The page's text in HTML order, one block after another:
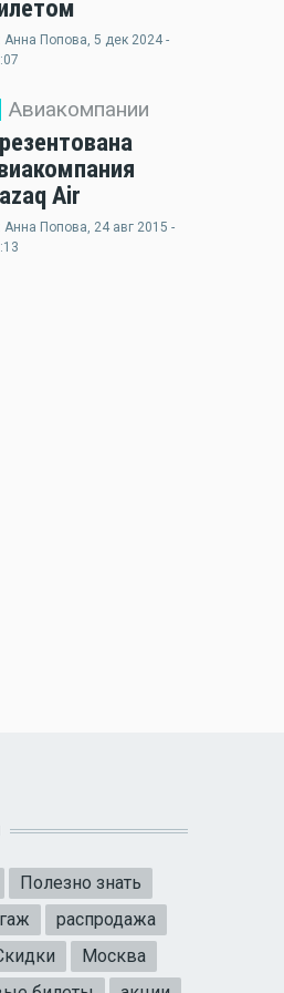
Анна Попова, 5 дек 2024 -
Авиакомпании
Air
Анна Попова, 24 авг 2015 -
Полезно знать
распродажа
Москва